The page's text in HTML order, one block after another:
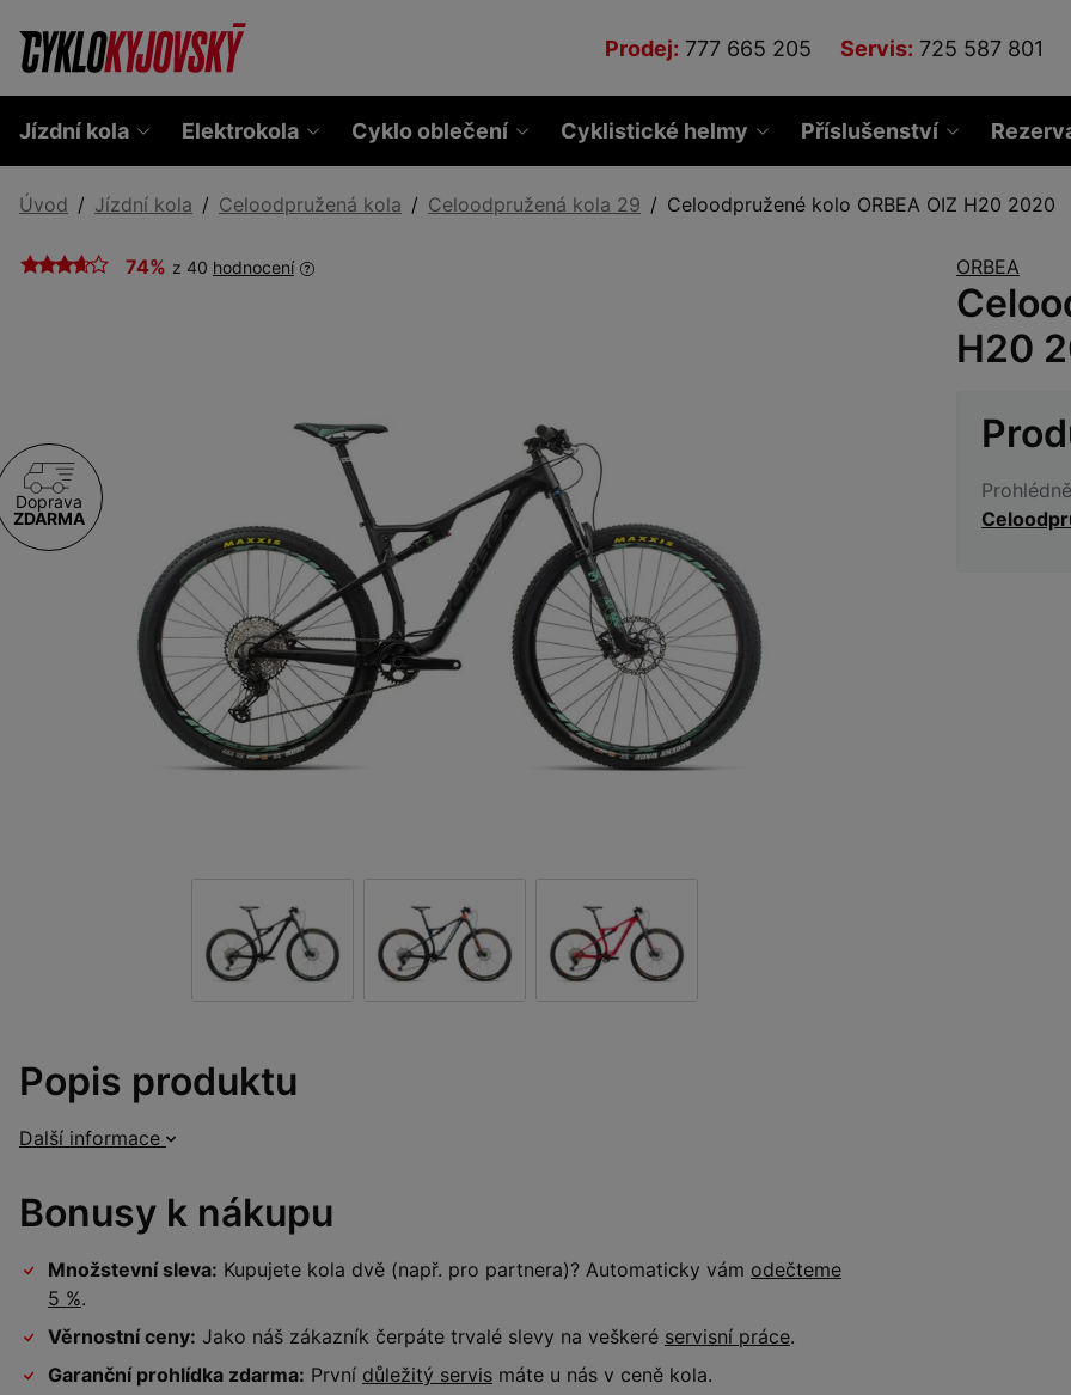
Prodej: 777 665 205 Servis: 725 587 801
Jízdní kola Elektrokola Cyklo oblečení Cyklistické helmy Příslušenství
Úvod Jízdní kola Celoodpružená kola Celoodpružená kola 29 Celoodpružené kolo ORBEA OIZ H20 2020
74% z 40 hodnocení
Doprava
ZDARMA
Popis produktu
Další informace
Bonusy k nákupu
Množstevní sleva: Kupujete kola dvě (např. pro partnera)? Automaticky vám odečteme
5 %.
Věrnostní ceny: Jako náš zákazník čerpáte trvalé slevy na veškeré servisní práce.
Garanční prohlídka zdarma: První důležitý servis máte u nás v ceně kola.
ORBEA
H20